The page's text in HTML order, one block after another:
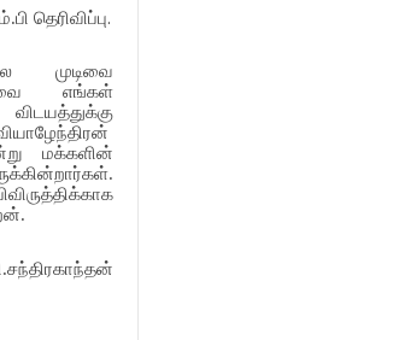
.பி தெரிவிப்பு.
முடிவை
எங்கள்
விடயத்துக்கு
மக்களின்
.
.
.சந்திரகாந்தன்